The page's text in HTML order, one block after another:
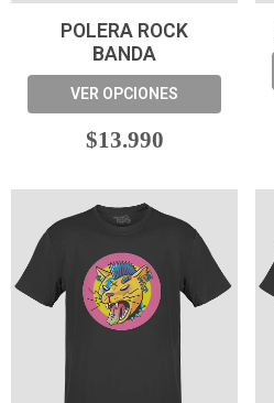
POLERA ROCK
BANDA
VER OPCIONES
$13.990